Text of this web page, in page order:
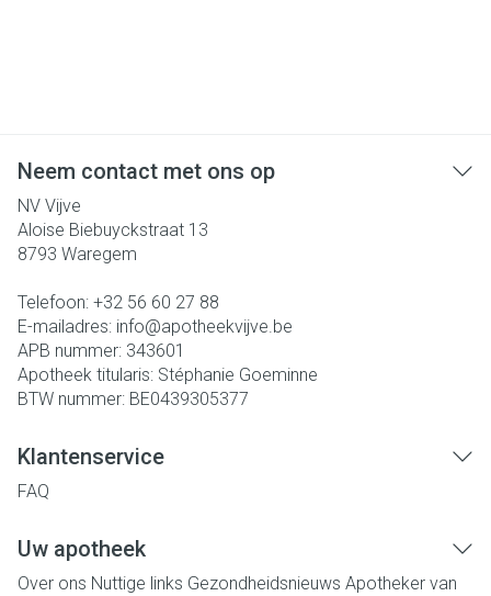
Neem contact met ons op
NV Vijve
Aloise Biebuyckstraat 13
8793 Waregem
Telefoon: +32 56 60 27 88
E-mailadres: info@apotheekvijve.be
APB nummer: 343601
Apotheek titularis: Stéphanie Goeminne
BTW nummer: BE0439305377
Klantenservice
FAQ
Uw apotheek
Over ons Nuttige links Gezondheidsnieuws Apotheker van